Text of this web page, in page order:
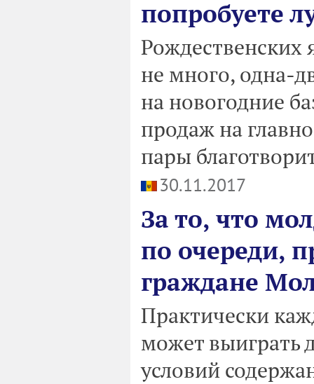
попробуете
не много, одна-
на новогодние
продаж на
пары
30.11.2017
За то, что
по очереди,
граждане
Практически
может выиграть
условий